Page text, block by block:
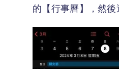
的【行事曆】，然後